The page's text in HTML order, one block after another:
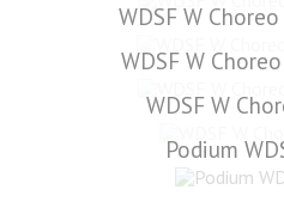
WDSF W
WDSF W
WDSF W
Podium